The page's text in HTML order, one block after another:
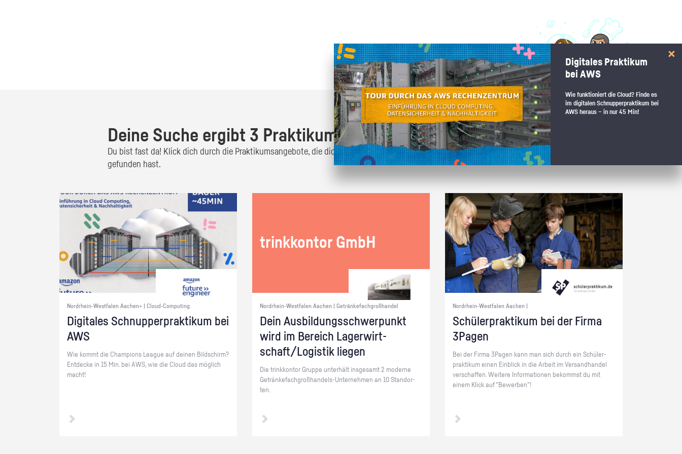
Oder finde heraus was dich interessiert:
zum Stärkentest.
Deine Suche ergibt 3 Praktikumsangebote!
Du bist fast da! Klick dich durch die Praktikumsangebote, die dich interessieren und bewirb dich wenn du den passenden Platz
gefunden hast.
Nordrhein-Westfalen Aachen+ | Cloud-Computing
Di­gi­ta­les Schnup­per­prak­ti­kum bei
AWS
Wie kommt die Cham­pi­ons Le­ague auf dei­nen Bild­schirm?
Ent­de­cke in 15 Min. bei AWS, wie die Cloud das mög­lich
macht!
trink­kon­tor GmbH
Nordrhein-Westfalen Aachen | Getränkefachgroßhandel
Dein Aus­bil­dungs­schwer­punkt
wird im Be­reich La­ger­wirt­
schaft/Lo­gis­tik lie­gen
Die trink­kon­tor Grup­pe un­ter­hält ins­ge­samt 2 mo­der­ne
Ge­trän­ke­fach­groß­han­dels-Un­ter­neh­men an 10 Stand­or­
ten.
Nordrhein-Westfalen Aachen |
Schü­ler­prak­ti­kum bei der Firma
3Pa­gen
Bei der Firma 3Pa­gen kann man sich durch ein Schü­ler­
prak­ti­kum einen Ein­blick in die Ar­beit im Ver­sand­han­del
ver­schaf­fen. Wei­te­re In­for­ma­tio­nen be­kommst du mit
einem Klick auf "Be­wer­ben"!
Digitales Praktikum
bei AWS
Wie funktioniert die Cloud? Finde es
im digitalen Schnupperpraktikum bei
AWS heraus – in nur 45 Min!